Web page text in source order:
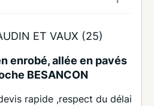
ET VAUX (25)
enrobé, allée en pavés
BESANCON
rapide ,respect du délai